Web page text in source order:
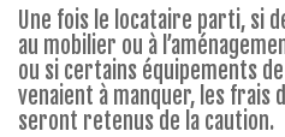
Une fois le locataire parti, si
au mobilier ou à
ou si certains équipements
venaient à manquer, les frais
seront retenus de la caution.